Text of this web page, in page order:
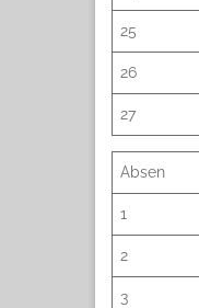
25
26
27
Absen
1
2
3